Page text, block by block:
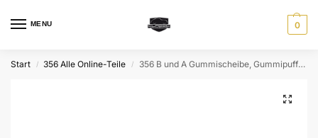
MENU 0
Start / 356 Alle Online-Teile / 356 B und A Gummischeibe, Gummipuffer für Stoßstange hinten, seitlich